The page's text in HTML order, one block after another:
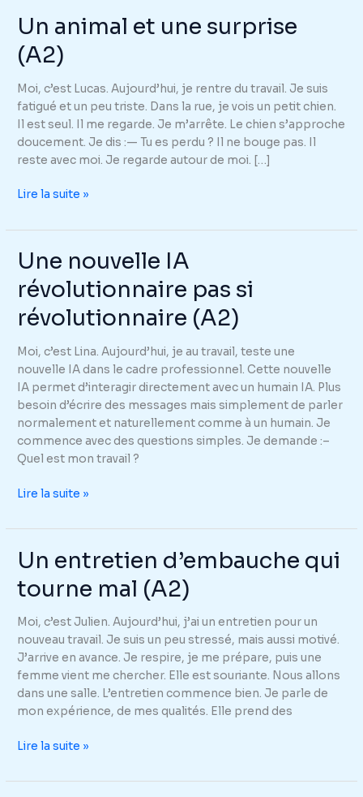
Un animal et une surprise
(A2)
Moi, c’est Lucas. Aujourd’hui, je rentre du travail. Je suis
fatigué et un peu triste. Dans la rue, je vois un petit chien.
Il est seul. Il me regarde. Je m’arrête. Le chien s’approche
doucement. Je dis :— Tu es perdu ? Il ne bouge pas. Il
reste avec moi. Je regarde autour de moi. […]
Un
et
surprise
(A2)
Lire la suite »
Une nouvelle IA
révolutionnaire pas si
révolutionnaire (A2)
Moi, c’est Lina. Aujourd’hui, je au travail, teste une
nouvelle IA dans le cadre professionnel. Cette nouvelle
IA permet d’interagir directement avec un humain IA. Plus
besoin d’écrire des messages mais simplement de parler
normalement et naturellement comme à un humain. Je
commence avec des questions simples. Je demande :–
Quel est mon travail ?
Une
IA
pas
si
révolutionnaire
(A2)
Lire la suite »
Un entretien d’embauche qui
tourne mal (A2)
Moi, c’est Julien. Aujourd’hui, j’ai un entretien pour un
nouveau travail. Je suis un peu stressé, mais aussi motivé.
J’arrive en avance. Je respire, je me prépare, puis une
femme vient me chercher. Elle est souriante. Nous allons
dans une salle. L’entretien commence bien. Je parle de
mon expérience, de mes qualités. Elle prend des
Un
d’embauche
Lire la suite »